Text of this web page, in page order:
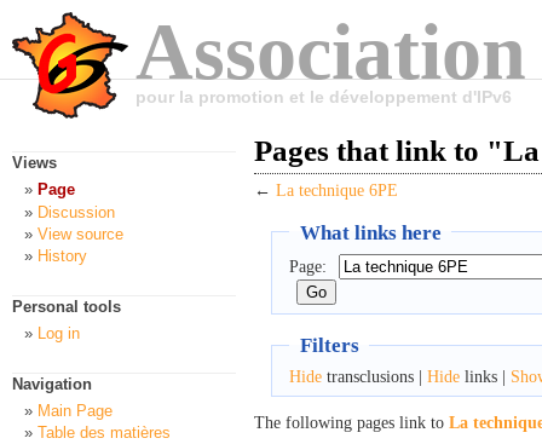
pour la promotion et le développement d'IPv6
Pages that link to
← La technique 6PE
What links here
Page:
Filters
Hidetransclusions | Hidelinks |
The following pages link to La
Views
Page
Discussion
View source
History
Personal tools
Log in
Navigation
Main Page
Table des matières